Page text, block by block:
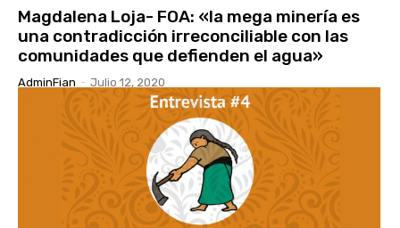
Magdalena Loja- FOA: «la mega minería es
una contradicción irreconciliable con las
comunidades que defienden el agua»
AdminFian - Julio 12, 2020